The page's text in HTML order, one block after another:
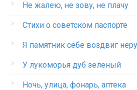
Не жалею, не зову, не плачу
Стихи о советском паспорте
Я памятник себе воздвиг
У лукоморья дуб зеленый
Ночь, улица, фонарь, аптека